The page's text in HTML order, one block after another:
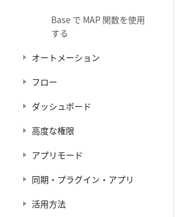
Base で MAP 関数を使用
する
オートメーション
フロー
ダッシュボード
高度な権限
アプリモード
同期・プラグイン・アプリ
活用方法